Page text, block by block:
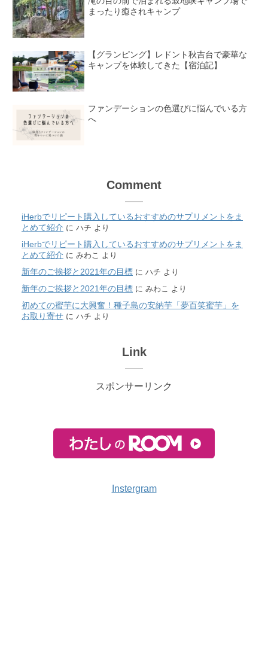
まったり癒されキャンプ
【グランピング】レドント秋吉台で豪華な
キャンプを体験してきた【宿泊記】
ファンデーションの色選びに悩んでいる方
へ
Comment
iHerbでリピート購入しているおすすめのサプリメントをま
とめて紹介 に ハチ より
iHerbでリピート購入しているおすすめのサプリメントをま
とめて紹介 に みわこ より
新年のご挨拶と2021年の目標 に ハチ より
新年のご挨拶と2021年の目標 に みわこ より
初めての蜜芋に大興奮！種子島の安納芋「夢百笑蜜芋」を
お取り寄せ に ハチ より
Link
スポンサーリンク
Instergram